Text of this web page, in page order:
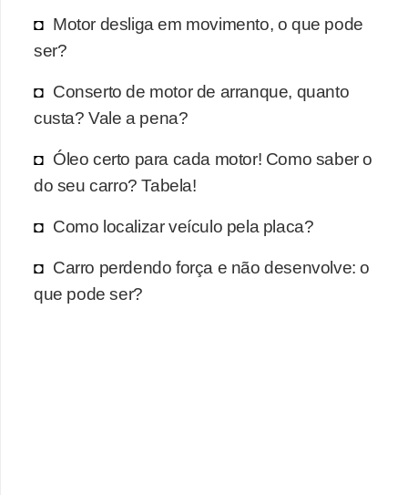
Motor desliga em movimento, o que pode
ser?
Conserto de motor de arranque, quanto
custa? Vale a pena?
Óleo certo para cada motor! Como saber o
do seu carro? Tabela!
Como localizar veículo pela placa?
Carro perdendo força e não desenvolve: o
que pode ser?
r
a
r
c
r
r
o
D
i